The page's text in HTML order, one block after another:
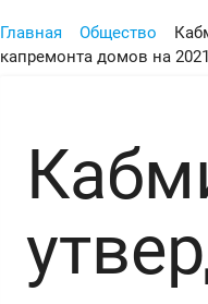
Главная Общество
капремонта домов на